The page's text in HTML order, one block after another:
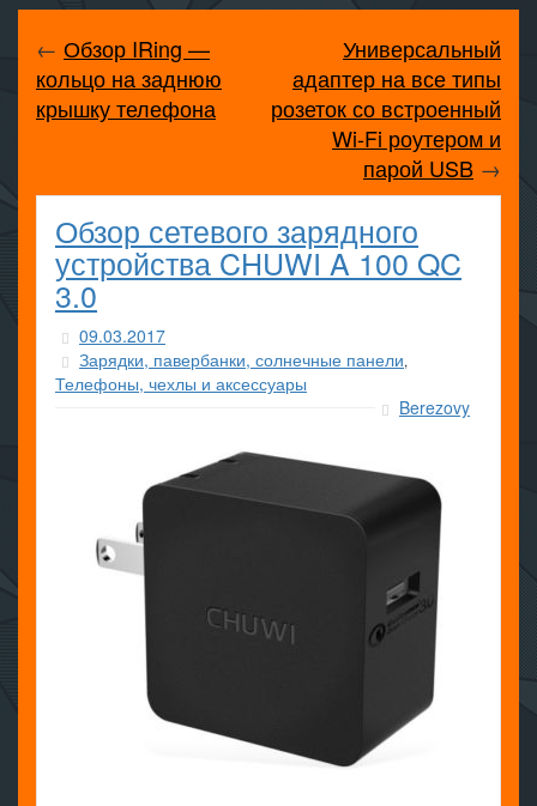
← Обзор IRing —
кольцо на заднюю
крышку телефона
Универсальный
адаптер на все типы
розеток со встроенный
Wi-Fi роутером и
парой USB →
Обзор сетевого зарядного
устройства CHUWI A 100 QC
3.0
09.03.2017
Зарядки, павербанки, солнечные панели,
Телефоны, чехлы и аксессуары
Berezovy